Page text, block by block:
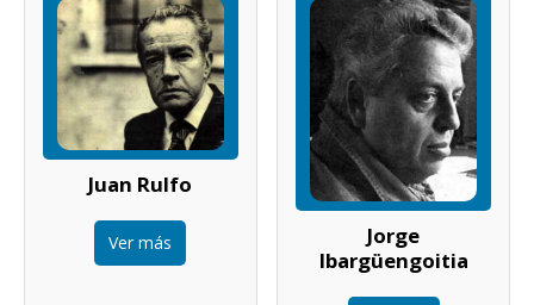
Juan Rulfo
Ver más
Jorge
Ibargüengoitia